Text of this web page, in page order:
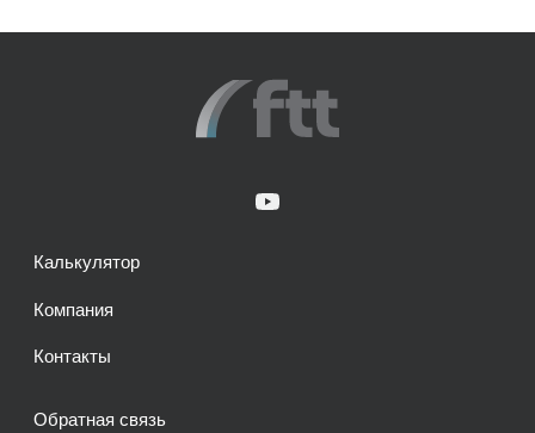
Калькулятор
Компания
Контакты
Обратная связь